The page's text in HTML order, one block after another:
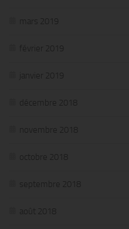
mars 2019
février 2019
janvier 2019
décembre 2018
novembre 2018
octobre 2018
septembre 2018
août 2018